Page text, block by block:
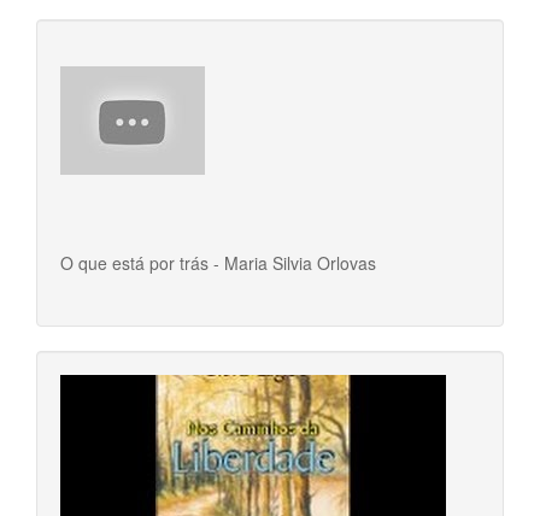
O que está por trás - Maria Silvia Orlovas